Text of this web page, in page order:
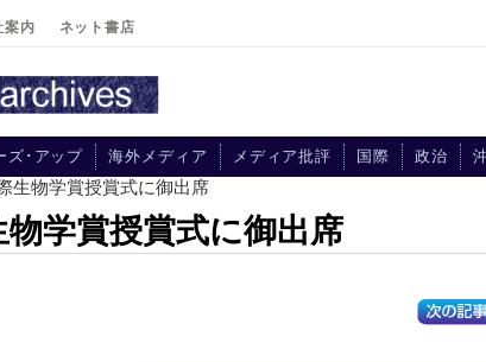
案内 ネット書店
ズ･アップ 海外メディア メディア批評 国際 政治
生物学賞授賞式に御出席
学賞授賞式に御出席